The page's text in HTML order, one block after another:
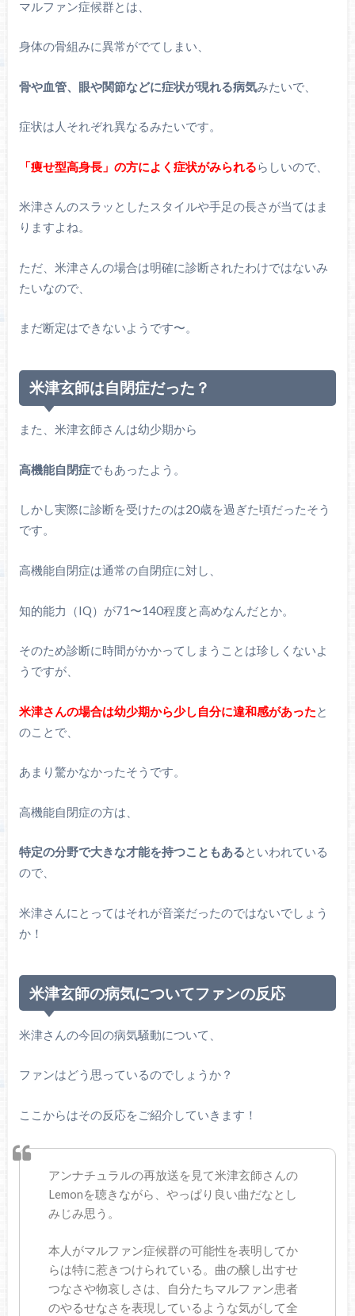
マルファン症候群とは、
身体の骨組みに異常がでてしまい、
骨や血管、眼や関節などに症状が現れる病気みたいで、
症状は人それぞれ異なるみたいです。
「痩せ型高身長」の方によく症状がみられるらしいので、
米津さんのスラッとしたスタイルや手足の長さが当てはま
りますよね。
ただ、米津さんの場合は明確に診断されたわけではないみ
たいなので、
まだ断定はできないようです〜。
米津玄師は自閉症だった？
また、米津玄師さんは幼少期から
高機能自閉症でもあったよう。
しかし実際に診断を受けたのは20歳を過ぎた頃だったそう
です。
高機能自閉症は通常の自閉症に対し、
知的能力（IQ）が71〜140程度と高めなんだとか。
そのため診断に時間がかかってしまうことは珍しくないよ
うですが、
米津さんの場合は幼少期から少し自分に違和感があったと
のことで、
あまり驚かなかったそうです。
高機能自閉症の方は、
特定の分野で大きな才能を持つこともあるといわれている
ので、
米津さんにとってはそれが音楽だったのではないでしょう
か！
米津玄師の病気についてファンの反応
米津さんの今回の病気騒動について、
ファンはどう思っているのでしょうか？
ここからはその反応をご紹介していきます！
アンナチュラルの再放送を見て米津玄師さんの
Lemonを聴きながら、やっぱり良い曲だなとし
みじみ思う。
本人がマルファン症候群の可能性を表明してか
らは特に惹きつけられている。曲の醸し出すせ
つなさや物哀しさは、自分たちマルファン患者
のやるせなさを表現しているような気がして全